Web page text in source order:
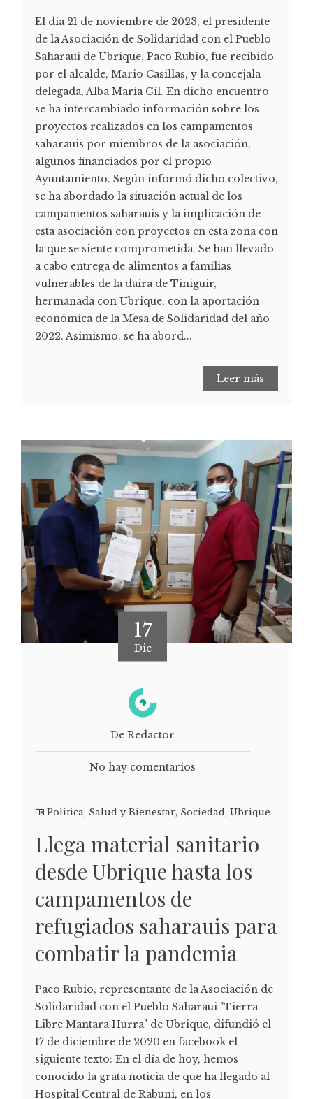
El día 21 de noviembre de 2023, el presidente
de la Asociación de Solidaridad con el Pueblo
Saharaui de Ubrique, Paco Rubio, fue recibido
por el alcalde, Mario Casillas, y la concejala
delegada, Alba María Gil. En dicho encuentro
se ha intercambiado información sobre los
proyectos realizados en los campamentos
saharauis por miembros de la asociación,
algunos financiados por el propio
Ayuntamiento. Según informó dicho colectivo,
se ha abordado la situación actual de los
campamentos saharauis y la implicación de
esta asociación con proyectos en esta zona con
la que se siente comprometida. Se han llevado
a cabo entrega de alimentos a familias
vulnerables de la daira de Tiniguir,
hermanada con Ubrique, con la aportación
económica de la Mesa de Solidaridad del año
2022. Asimismo, se ha abord...
Leer más
17
Dic
De Redactor
No hay comentarios
Política, Salud y Bienestar, Sociedad, Ubrique
Llega material sanitario
desde Ubrique hasta los
campamentos de
refugiados saharauis para
combatir la pandemia
Paco Rubio, representante de la Asociación de
Solidaridad con el Pueblo Saharaui "Tierra
Libre Mantara Hurra" de Ubrique, difundió el
17 de diciembre de 2020 en facebook el
siguiente texto: En el día de hoy, hemos
conocido la grata noticia de que ha llegado al
Hospital Central de Rabuni, en los